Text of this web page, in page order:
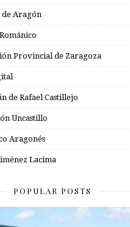
de Aragón
Provincial de Zaragoza
de Rafael Castillejo
Uncastillo
Aragonés
Lacima
POPULAR POSTS